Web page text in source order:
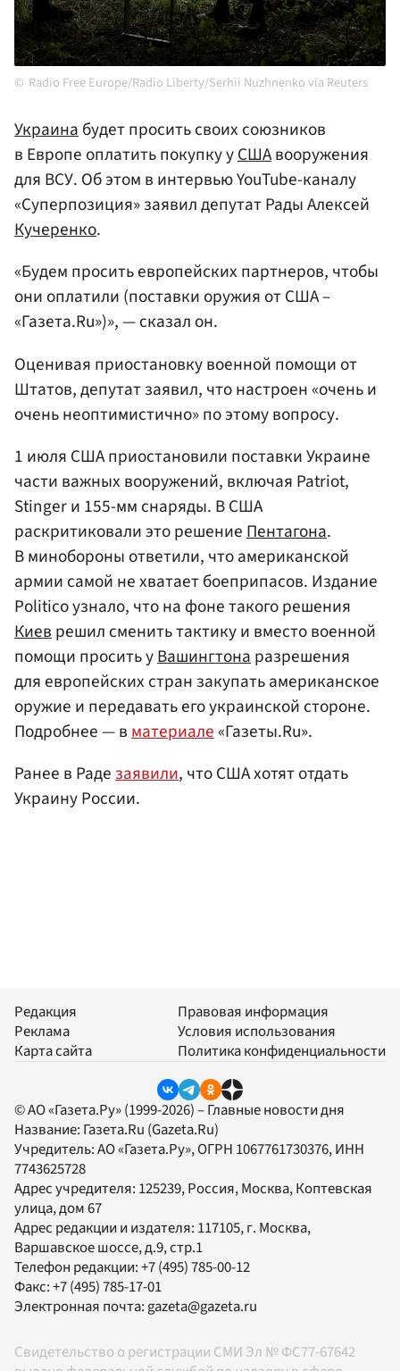
Radio Free Europe/Radio Liberty/Serhii Nuzhnenko via Reuters
Украинабудет просить своих союзников
в Европе оплатить покупку уСШАвооружения
для ВСУ. Об этом в интервью YouTube-каналу
«Суперпозиция» заявил депутат Рады Алексей
Кучеренко.
«Будем просить европейских партнеров, чтобы
они оплатили (поставки оружия от США –
«Газета.Ru»)», — сказал он.
Оценивая приостановку военной помощи от
Штатов, депутат заявил, что настроен «очень и
очень неоптимистично» по этому вопросу.
1 июля США приостановили поставки Украине
части важных вооружений, включая Patriot,
Stinger и 155-мм снаряды. В США
раскритиковали это решениеПентагона.
В минобороны ответили, что американской
армии самой не хватает боеприпасов. Издание
Politico узнало, что на фоне такого решения
Киеврешил сменить тактику и вместо военной
помощи просить уВашингтонаразрешения
для европейских стран закупать американское
оружие и передавать его украинской стороне.
Подробнее — вматериале«Газеты.Ru».
Ранее в Радезаявили, что США хотят отдать
Украину России.
Редакция
Реклама
Карта сайта
Правовая информация
Условия использования
Политика конфиденциальности
© АО «Газета.Ру» (1999-2026) – Главные новости дня
Название: Газета.Ru (Gazeta.Ru)
Учредитель:АО «Газета.Ру», ОГРН 1067761730376, ИНН
7743625728
Адрес учредителя: 125239, Россия, Москва, Коптевская
улица, дом 67
Адрес редакции и издателя: 117105, г. Москва,
Варшавское шоссе, д.9, стр.1
Телефон редакции:+7 (495) 785-00-12
Факс:+7 (495) 785-17-01
Электронная почта:gazeta@gazeta.ru
Свидетельство о регистрации СМИ Эл № ФС77-67642